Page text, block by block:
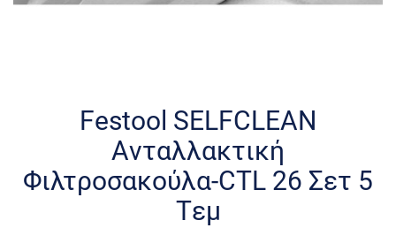
the
images
Festool SELFCLEAN
Ανταλλακτική
Φιλτροσακούλα-CTL 26 Σετ 5
Τεμ